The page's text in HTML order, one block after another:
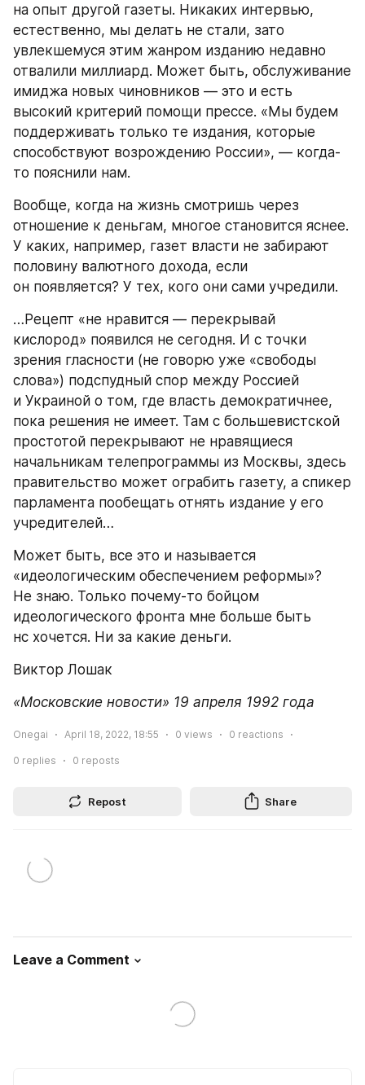
на опыт другой газеты. Никаких интервью,
естественно, мы делать не стали, зато
увлекшемуся этим жанром изданию недавно
отвалили миллиард. Может быть, обслуживание
имиджа новых чиновников — это и есть
высокий критерий помощи прессе. «Мы будем
поддерживать только те издания, которые
способствуют возрождению России», — когда-
то пояснили нам.
Вообще, когда на жизнь смотришь через
отношение к деньгам, многое становится яснее.
У каких, например, газет власти не забирают
половину валютного дохода, если
он появляется? У тех, кого они сами учредили.
…Рецепт «не нравится — перекрывай
кислород» появился не сегодня. И с точки
зрения гласности (не говорю уже «свободы
слова») подспудный спор между Россией
и Украиной о том, где власть демократичнее,
пока решения не имеет. Там с большевистской
простотой перекрывают не нравящиеся
начальникам телепрограммы из Москвы, здесь
правительство может ограбить газету, а спикер
парламента пообещать отнять издание у его
учредителей…
Может быть, все это и называется
«идеологическим обеспечением реформы»?
Не знаю. Только почему-то бойцом
идеологического фронта мне больше быть
нс хочется. Ни за какие деньги.
Виктор Лошак
«Московские новости» 19 апреля 1992 года
Onegai April 18, 2022, 18:55 0 views 0 reactions
0 replies 0 reposts
Repost Share
Leave a Comment